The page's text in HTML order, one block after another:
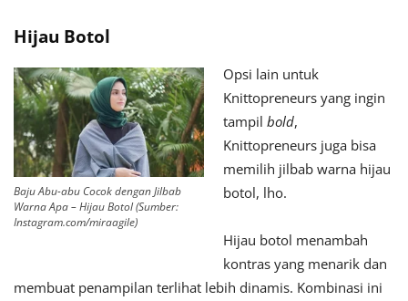
Hijau Botol
Baju Abu-abu Cocok dengan Jilbab
Warna Apa – Hijau Botol (Sumber:
Instagram.com/miraagile)
Opsi lain untuk
Knittopreneurs yang ingin
tampil bold,
Knittopreneurs juga bisa
memilih jilbab warna hijau
botol, lho.
Hijau botol menambah
kontras yang menarik dan
membuat penampilan terlihat lebih dinamis. Kombinasi ini